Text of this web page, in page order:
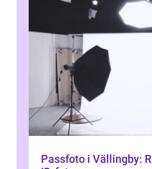
Passfoto i Vällingby: